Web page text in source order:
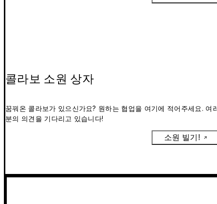
콜라보 소원 상자
꿈꿔온 콜라보가 있으신가요? 원하는 협업을 여기에 적어주세요. 여
분의 의견을 기다리고 있습니다!
소원 빌기!